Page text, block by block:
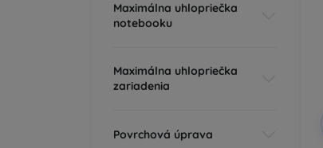
Maximálna uhlopriečka
notebooku
Maximálna uhlopriečka
zariadenia
Povrchová úprava